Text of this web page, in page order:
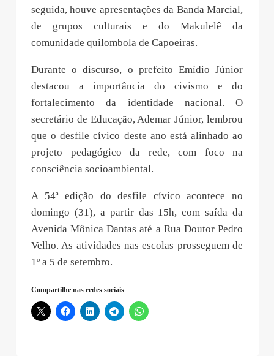
seguida, houve apresentações da Banda Marcial,
de grupos culturais e do Makulelê da
comunidade quilombola de Capoeiras.
Durante o discurso, o prefeito Emídio Júnior
destacou a importância do civismo e do
fortalecimento da identidade nacional. O
secretário de Educação, Ademar Júnior, lembrou
que o desfile cívico deste ano está alinhado ao
projeto pedagógico da rede, com foco na
consciência socioambiental.
A 54ª edição do desfile cívico acontece no
domingo (31), a partir das 15h, com saída da
Avenida Mônica Dantas até a Rua Doutor Pedro
Velho. As atividades nas escolas prosseguem de
1º a 5 de setembro.
Compartilhe nas redes sociais